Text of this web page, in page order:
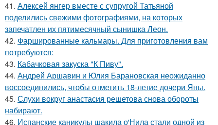
41. Алексей янгер вместе с супругой Татьяной
поделились свежими фотографиями, на которых
запечатлен их пятимесячный сынишка Леон.
42. Фаршированные кальмары. Для приготовления вам
потребуются:
43. Кабачковая закуска "К Пиву".
44. Андрей Аршавин и Юлия Барановская неожиданно
воссоединились, чтобы отметить 18-летие дочери Яны.
45. Слухи вокруг анастасия решетова снова обороты
набирают.
46. Испанские каникулы шакила о'Нила стали одной из